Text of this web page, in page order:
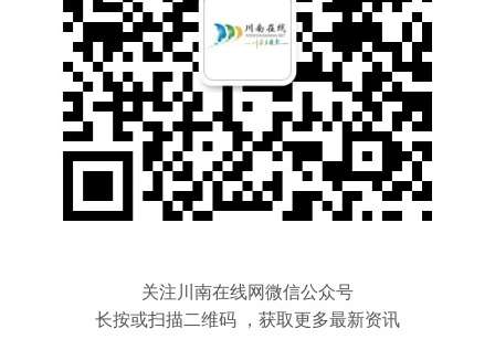
关注川南在线网微信公众号
长按或扫描二维码 ，获取更多最新资讯